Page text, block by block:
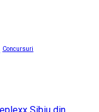
Concursuri